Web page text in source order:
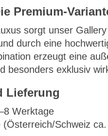
Premium-
sorgt unser
durch eine
erzeugt eine
besonders exklusiv
Lieferung
Werktage
(Österreich/Schweiz